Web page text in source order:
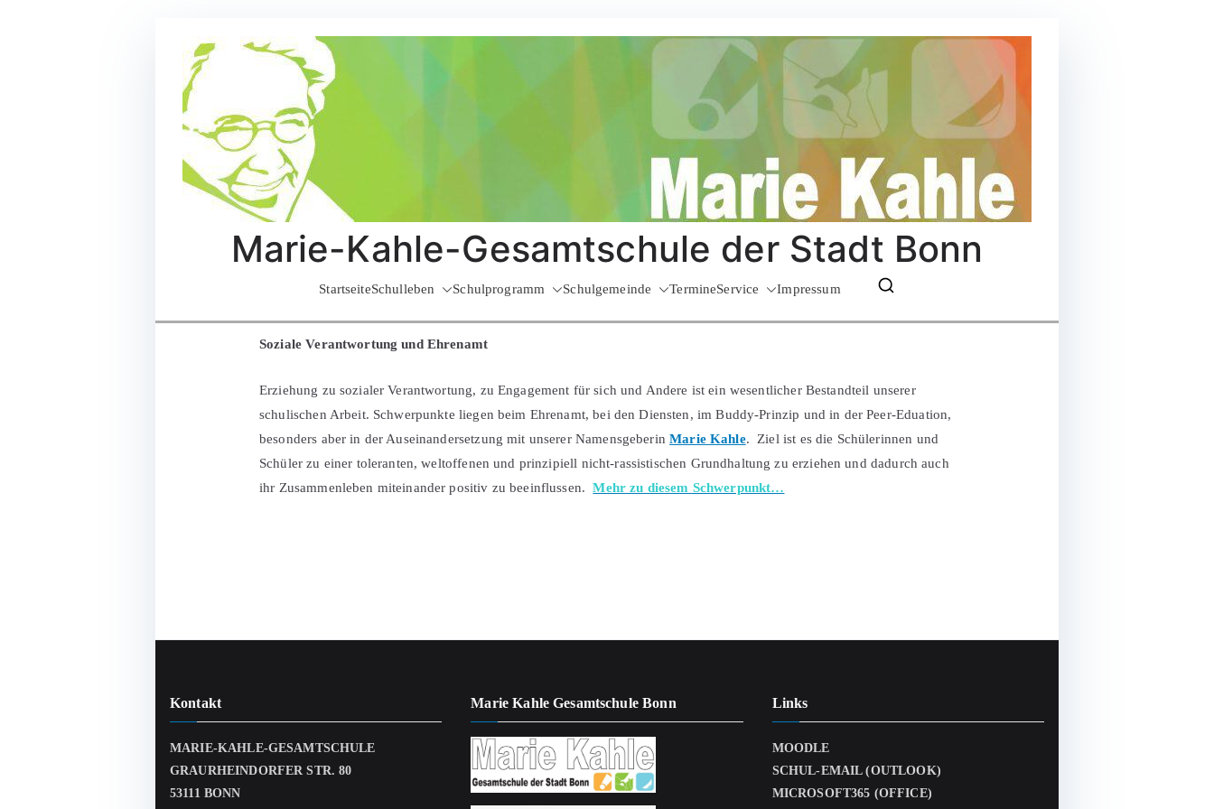
Inhalt
springen
Marie-Kahle-Gesamtschule der Stadt Bonn
StartseiteSchulleben Schulprogramm Schulgemeinde TermineService Impressum
Soziale Verantwortung und Ehrenamt
Erziehung zu sozialer Verantwortung, zu Engagement für sich und Andere ist ein wesentlicher Bestandteil unserer
schulischen Arbeit. Schwerpunkte liegen beim Ehrenamt, bei den Diensten, im Buddy-Prinzip und in der Peer-Eduation,
besonders aber in der Auseinandersetzung mit unserer NamensgeberinMarie Kahle. Ziel ist es die Schülerinnen und
Schüler zu einer toleranten, weltoffenen und prinzipiell nicht-rassistischen Grundhaltung zu erziehen und dadurch auch
ihr Zusammenleben miteinander positiv zu beeinflussen.Mehr zu diesem Schwerpunkt…
Kontakt
MARIE-KAHLE-GESAMTSCHULE
GRAURHEINDORFER STR. 80
53111 BONN
Marie Kahle Gesamtschule Bonn Links
MOODLE
SCHUL-EMAIL (OUTLOOK)
MICROSOFT365 (OFFICE)